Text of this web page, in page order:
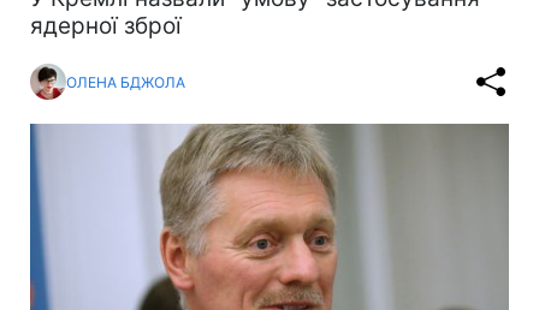
ядерної зброї
ОЛЕНА БДЖОЛА